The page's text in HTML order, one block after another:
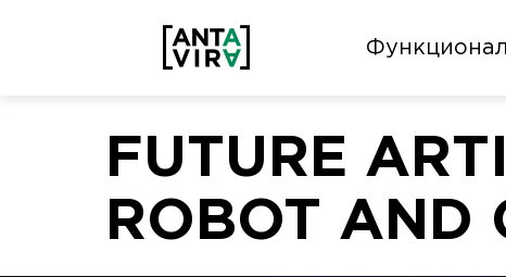
Функционал
FUTURE
ROBOT AND